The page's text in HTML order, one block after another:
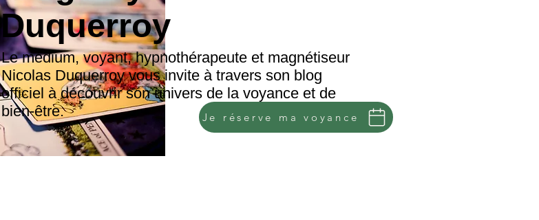
Duquerroy
Le médium, voyant, hypnothérapeute et magnétiseur
Nicolas Duquerroy vous invite à travers son blog
officiel à découvrir son univers de la voyance et de
bien-être.
Je réserve ma voyance